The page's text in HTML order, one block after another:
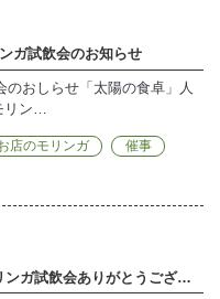
ガ試飲会のお知らせ
のおしらせ「太陽の食卓」人
リン…
店のモリンガ 催事
12/3（SUN）モリンガ試飲会ありがとうございました